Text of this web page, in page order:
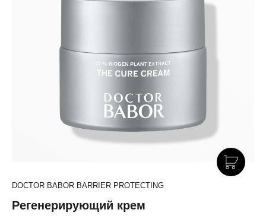
DOCTOR BABOR BARRIER PROTECTING
Регенерирующий крем